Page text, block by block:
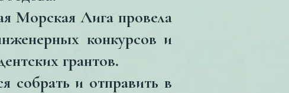
Морская Лига провела
конкурсов и
грантов.
собрать и отправить в